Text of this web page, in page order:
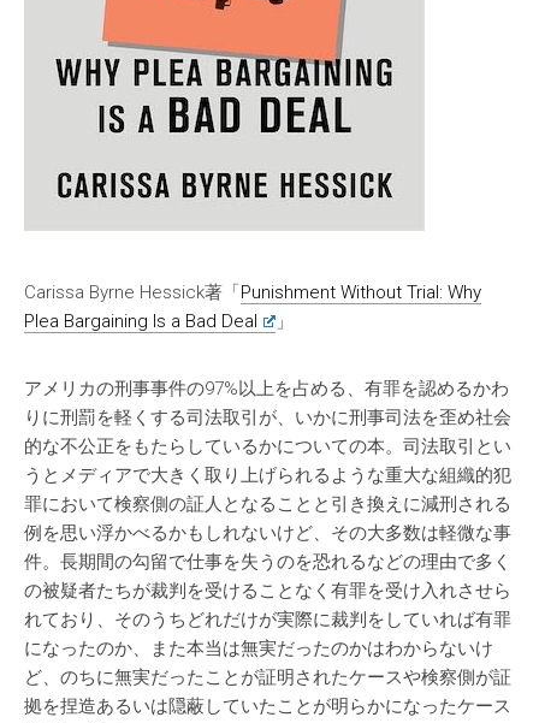
Carissa Byrne Hessick著「Punishment Without Trial: Why
Plea Bargaining Is a Bad Deal
」
アメリカの刑事事件の97%以上を占める、有罪を認めるかわ
りに刑罰を軽くする司法取引が、いかに刑事司法を歪め社会
的な不公正をもたらしているかについての本。司法取引とい
うとメディアで大きく取り上げられるような重大な組織的犯
罪において検察側の証人となることと引き換えに減刑される
例を思い浮かべるかもしれないけど、その大多数は軽微な事
件。長期間の勾留で仕事を失うのを恐れるなどの理由で多く
の被疑者たちが裁判を受けることなく有罪を受け入れさせら
れており、そのうちどれだけが実際に裁判をしていれば有罪
になったのか、また本当は無実だったのかはわからないけ
ど、のちに無実だったことが証明されたケースや検察側が証
拠を捏造あるいは隠蔽していたことが明らかになったケース